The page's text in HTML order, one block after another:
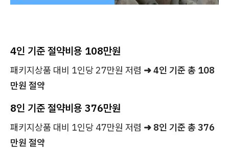
4인 기준 절약비용 108만원
패키지상품 대비 1인당 27만원 저렴 ➜ 4인 기준 총 108
만원 절약
8인 기준 절약비용 376만원
패키지상품 대비 1인당 47만원 저렴 ➜ 8인 기준 총 376
만원 절약